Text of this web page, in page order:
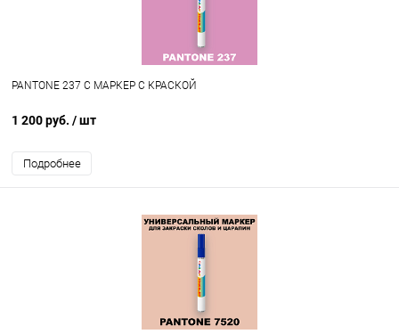
PANTONE 237 C МАРКЕР С КРАСКОЙ
1 200 руб. / шт
Подробнее